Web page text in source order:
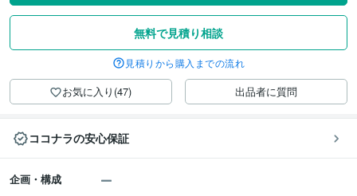
無料で見積り相談
見積りから購入までの流れ
お気に入り(47) 出品者に質問
ココナラの安心保証
企画・構成